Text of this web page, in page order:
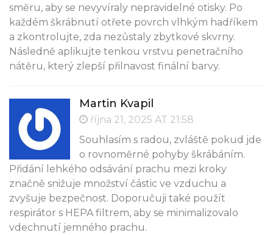
směru, aby se nevyvíraly nepravidelné otisky. Po
každém škrábnutí otřete povrch vlhkým hadříkem
a zkontrolujte, zda nezůstaly zbytkové skvrny.
Následně aplikujte tenkou vrstvu penetračního
nátěru, který zlepší přilnavost finální barvy.
Martin Kvapil
října 21, 2025 AT 21:58
Souhlasím s radou, zvláště pokud jde
o rovnoměrné pohyby škrábáním.
Přidání lehkého odsávání prachu mezi kroky
značně snižuje množství částic ve vzduchu a
zvyšuje bezpečnost. Doporučuji také použít
respirátor s HEPA filtrem, aby se minimalizovalo
vdechnutí jemného prachu.